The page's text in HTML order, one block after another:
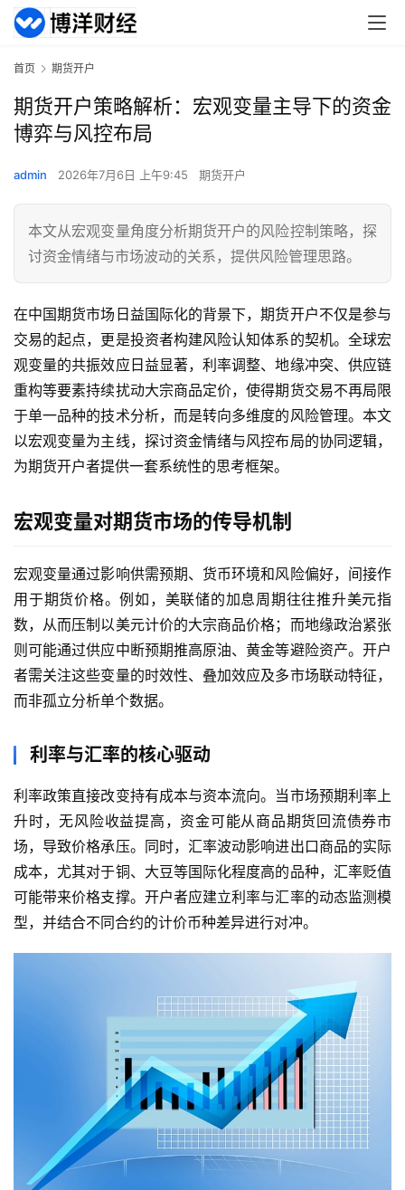
首页 期货开户
期货开户策略解析：宏观变量主导下的资金
博弈与风控布局
admin 2026年7月6日 上午9:45 期货开户
本文从宏观变量角度分析期货开户的风险控制策略，探
讨资金情绪与市场波动的关系，提供风险管理思路。
在中国期货市场日益国际化的背景下，期货开户不仅是参与
交易的起点，更是投资者构建风险认知体系的契机。全球宏
观变量的共振效应日益显著，利率调整、地缘冲突、供应链
重构等要素持续扰动大宗商品定价，使得期货交易不再局限
于单一品种的技术分析，而是转向多维度的风险管理。本文
以宏观变量为主线，探讨资金情绪与风控布局的协同逻辑，
为期货开户者提供一套系统性的思考框架。
宏观变量对期货市场的传导机制
宏观变量通过影响供需预期、货币环境和风险偏好，间接作
用于期货价格。例如，美联储的加息周期往往推升美元指
数，从而压制以美元计价的大宗商品价格；而地缘政治紧张
则可能通过供应中断预期推高原油、黄金等避险资产。开户
者需关注这些变量的时效性、叠加效应及多市场联动特征，
而非孤立分析单个数据。
利率与汇率的核心驱动
利率政策直接改变持有成本与资本流向。当市场预期利率上
升时，无风险收益提高，资金可能从商品期货回流债券市
场，导致价格承压。同时，汇率波动影响进出口商品的实际
成本，尤其对于铜、大豆等国际化程度高的品种，汇率贬值
可能带来价格支撑。开户者应建立利率与汇率的动态监测模
型，并结合不同合约的计价币种差异进行对冲。